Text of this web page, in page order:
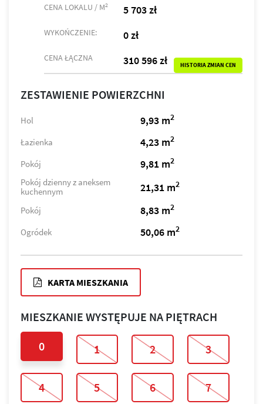
CENA LOKALU / M2 5 703 zł
WYKOŃCZENIE: 0 zł
CENA ŁĄCZNA 310 596 zł HISTORIA ZMIAN CEN
ZESTAWIENIE POWIERZCHNI
Hol 9,93 m2
Łazienka 4,23 m2
Pokój 9,81 m2
Pokój dzienny z aneksem
kuchennym
21,31 m2
Pokój 8,83 m2
Ogródek 50,06 m2
KARTA MIESZKANIA
MIESZKANIE WYSTĘPUJE NA PIĘTRACH
0
1 2 3
4 5 6 7